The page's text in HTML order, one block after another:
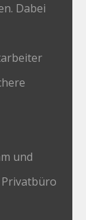
Dabei
und